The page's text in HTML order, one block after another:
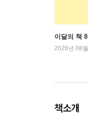
이달의 책
2026년 08
책소개